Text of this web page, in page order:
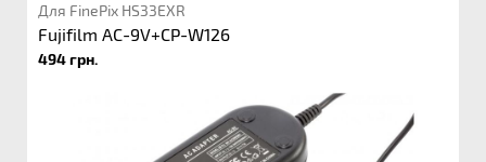
Для FinePix HS33EXR
Fujifilm AC-9V+CP-W126
494 грн.